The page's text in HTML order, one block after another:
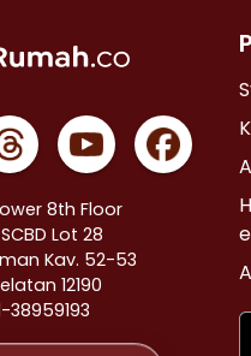
Baru >
>
Abang >
>
Hilir >
Selatan >
>
Selatan >
Selatan >
8th Floor
Lot 28
Kav. 52-53
12190
38959193